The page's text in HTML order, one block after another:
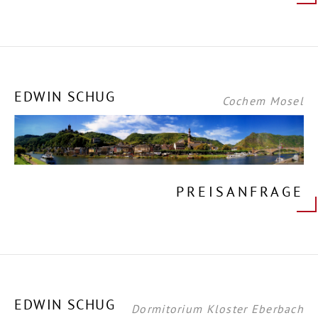
EDWIN SCHUG Cochem Mosel
PREISANFRAGE
EDWIN SCHUG Dormitorium Kloster Eberbach